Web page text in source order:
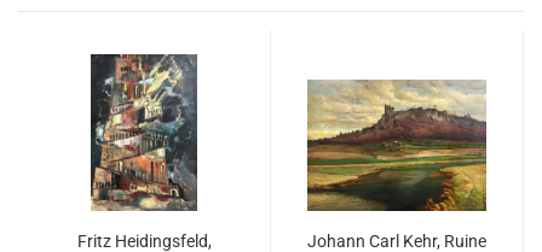
Fritz Heidingsfeld,
Johann Carl Kehr, Ruine